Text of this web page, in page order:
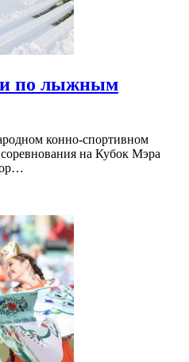
по лыжным
конно-спортивном
на Кубок Мэра